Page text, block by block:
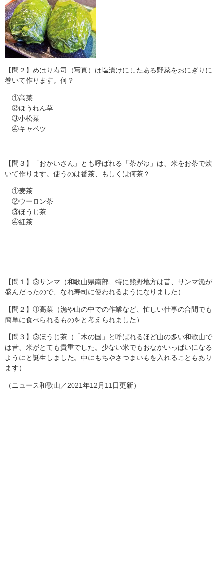
【問２】めはり寿司（写真）は塩漬けにしたある野菜をおにぎりに
巻いて作ります。何？
①高菜
②ほうれん草
③小松菜
④キャベツ
【問３】「おかいさん」とも呼ばれる「茶がゆ」は、米をお茶で炊
いて作ります。使うのは番茶、もしくは何茶？
①麦茶
②ウーロン茶
③ほうじ茶
④紅茶
【問１】③サンマ（和歌山県南部、特に熊野地方は昔、サンマ漁が
盛んだったので、なれ寿司に使われるようになりました）
【問２】①高菜（漁や山の中での作業など、忙しい仕事の合間でも
簡単に食べられるものをと考えられました）
【問３】③ほうじ茶（「木の国」と呼ばれるほど山の多い和歌山で
は昔、米がとても貴重でした。少ない米でもおなかいっぱいになる
ようにと誕生しました。中にもちやさつまいもを入れることもあり
ます）
（ニュース和歌山／2021年12月11日更新）